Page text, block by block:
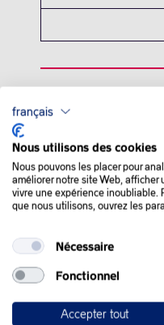
QUE SE
DANS LE
Les prix du pétrole ont
opérateurs craignant une
Orient, alors que les
s’amenuisent. Donald
continuaient à un rythme
Social.
français
Nous utilisons des cookies
Nous pouvons les placer pour
améliorer notre site Web,
vivre une expérience inoubliable.
que nous utilisons, ouvrez les
Nécessaire
Fonctionnel
Accepter tout